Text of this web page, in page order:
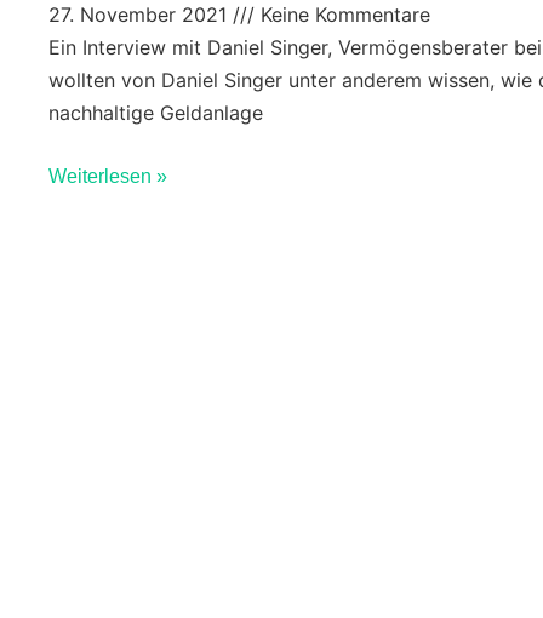
27. November 2021
Keine Kommentare
Ein Interview mit Daniel Singer, Vermögensberater
wollten von Daniel Singer unter anderem wissen, wie
nachhaltige Geldanlage
Weiterlesen »